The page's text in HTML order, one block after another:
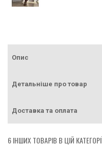
Опис
Детальніше про товар
Доставка та оплата
6 ІНШИХ ТОВАРІВ В ЦІЙ